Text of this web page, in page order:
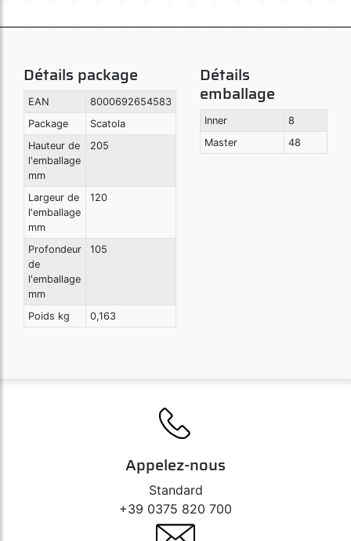
Détails package
EAN
8000692654583
Package
Scatola
Hauteur de
l'emballage
mm
205
Largeur de
l'emballage
mm
120
Profondeur
de
l'emballage
mm
105
Poids kg 0,163
Détails
emballage
Inner
8
Master
48
Appelez-nous
Standard
+39 0375 820 700